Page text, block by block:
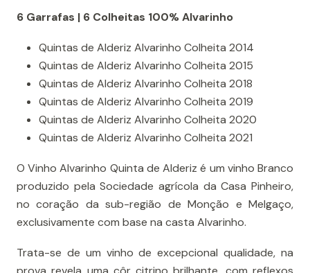
6 Garrafas | 6 Colheitas 100% Alvarinho
Quintas de Alderiz Alvarinho Colheita 2014
Quintas de Alderiz Alvarinho Colheita 2015
Quintas de Alderiz Alvarinho Colheita 2018
Quintas de Alderiz Alvarinho Colheita 2019
Quintas de Alderiz Alvarinho Colheita 2020
Quintas de Alderiz Alvarinho Colheita 2021
O Vinho Alvarinho Quinta de Alderiz é um vinho Branco
produzido pela Sociedade agrícola da Casa Pinheiro,
no coração da sub-região de Monção e Melgaço,
exclusivamente com base na casta Alvarinho.
Trata-se de um vinho de excepcional qualidade, na